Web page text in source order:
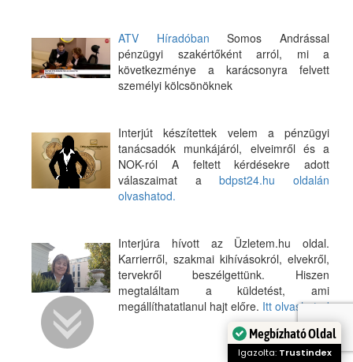
ATV Híradóban Somos Andrással
pénzügyi szakértőként arról, mi a
következménye a karácsonyra felvett
személyi kölcsönöknek
Interjút készítettek velem a pénzügyi
tanácsadók munkájáról, elveimről és a
NOK-ról A feltett kérdésekre adott
válaszaimat abdpst24.hu oldalán
olvashatod.
Interjúra hívott az Üzletem.hu oldal.
Karrierről, szakmai kihívásokról, elvekről,
tervekről beszélgettünk. Hiszen
megtaláltam a küldetést, ami
megállíthatatlanul hajt előre. Itt olvashatod
Megbízható Oldal
Igazolta: Trustindex